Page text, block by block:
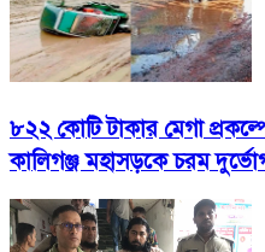
৮২২ কোটি টাকার মেগা
কালিগঞ্জ মহাসড়কে চরম